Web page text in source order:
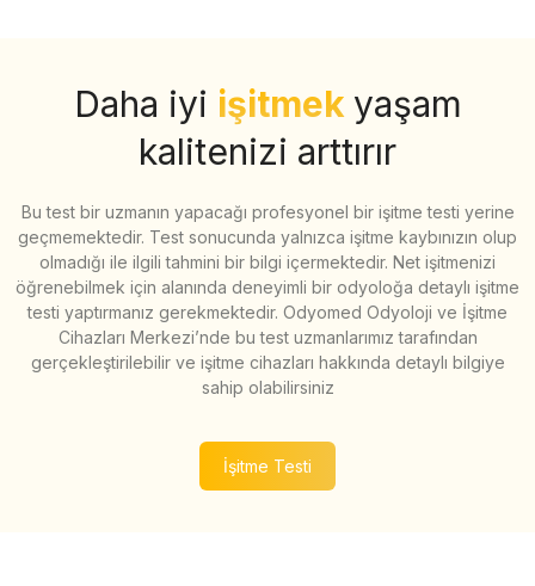
Daha iyi işitmek yaşam
kalitenizi arttırır
Bu test bir uzmanın yapacağı profesyonel bir işitme testi yerine
geçmemektedir. Test sonucunda yalnızca işitme kaybınızın olup
olmadığı ile ilgili tahmini bir bilgi içermektedir. Net işitmenizi
öğrenebilmek için alanında deneyimli bir odyoloğa detaylı işitme
testi yaptırmanız gerekmektedir. Odyomed Odyoloji ve İşitme
Cihazları Merkezi’nde bu test uzmanlarımız tarafından
gerçekleştirilebilir ve işitme cihazları hakkında detaylı bilgiye
sahip olabilirsiniz
İşitme Testi